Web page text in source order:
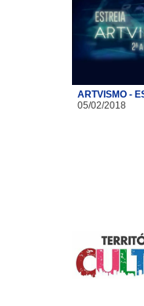
ARTVISMO -
05/02/2018